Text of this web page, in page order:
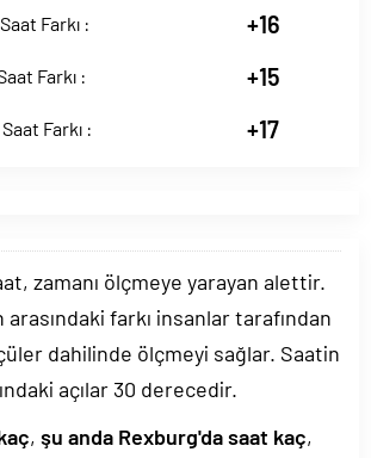
Farkı : +16
Farkı : +15
Farkı : +17
zamanı ölçmeye yarayan alettir.
arasındaki farkı insanlar tarafından
dahilinde ölçmeyi sağlar. Saatin
açılar 30 derecedir.
, şu anda Rexburg'da saat kaç,